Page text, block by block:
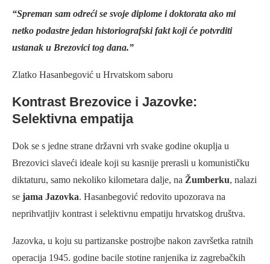
“Spreman sam odreći se svoje diplome i doktorata ako mi
netko podastre jedan historiografski fakt koji će potvrditi
ustanak u Brezovici tog dana.”
Zlatko Hasanbegović u Hrvatskom saboru
Kontrast Brezovice i Jazovke:
Selektivna empatija
Dok se s jedne strane državni vrh svake godine okuplja u
Brezovici slaveći ideale koji su kasnije prerasli u komunističku
diktaturu, samo nekoliko kilometara dalje, na Žumberku, nalazi
se jama Jazovka. Hasanbegović redovito upozorava na
neprihvatljiv kontrast i selektivnu empatiju hrvatskog društva.
Jazovka, u koju su partizanske postrojbe nakon završetka ratnih
operacija 1945. godine bacile stotine ranjenika iz zagrebačkih